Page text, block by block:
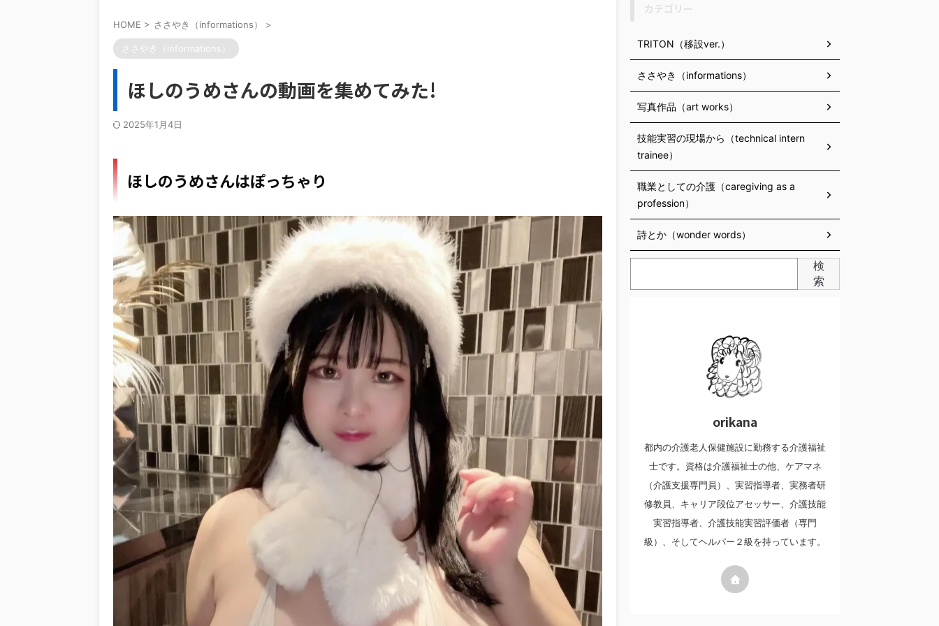
HOME > ささやき（informations） >
ささやき（informations）
ほしのうめさんの動画を集めてみた!
2025年1月4日
ほしのうめさんはぽっちゃり
TRITON（移設ver.）
ささやき（informations）
写真作品（art works）
技能実習の現場から（technical intern
trainee）
職業としての介護（caregiving as a
profession）
詩とか（wonder words）
検
索
orikana
都内の介護老人保健施設に勤務する介護福祉
士です。資格は介護福祉士の他、ケアマネ
（介護支援専門員）、実習指導者、実務者研
修教員、キャリア段位アセッサー、介護技能
実習指導者、介護技能実習評価者（専門
級）、そしてヘルパー２級を持っています。